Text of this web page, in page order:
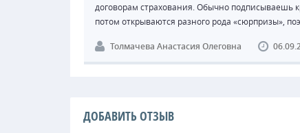
договорам страхования. Обычно подписываешь
потом открываются разного рода «сюрпризы»,
Толмачева Анастасия Олеговна
ДОБАВИТЬ ОТЗЫВ